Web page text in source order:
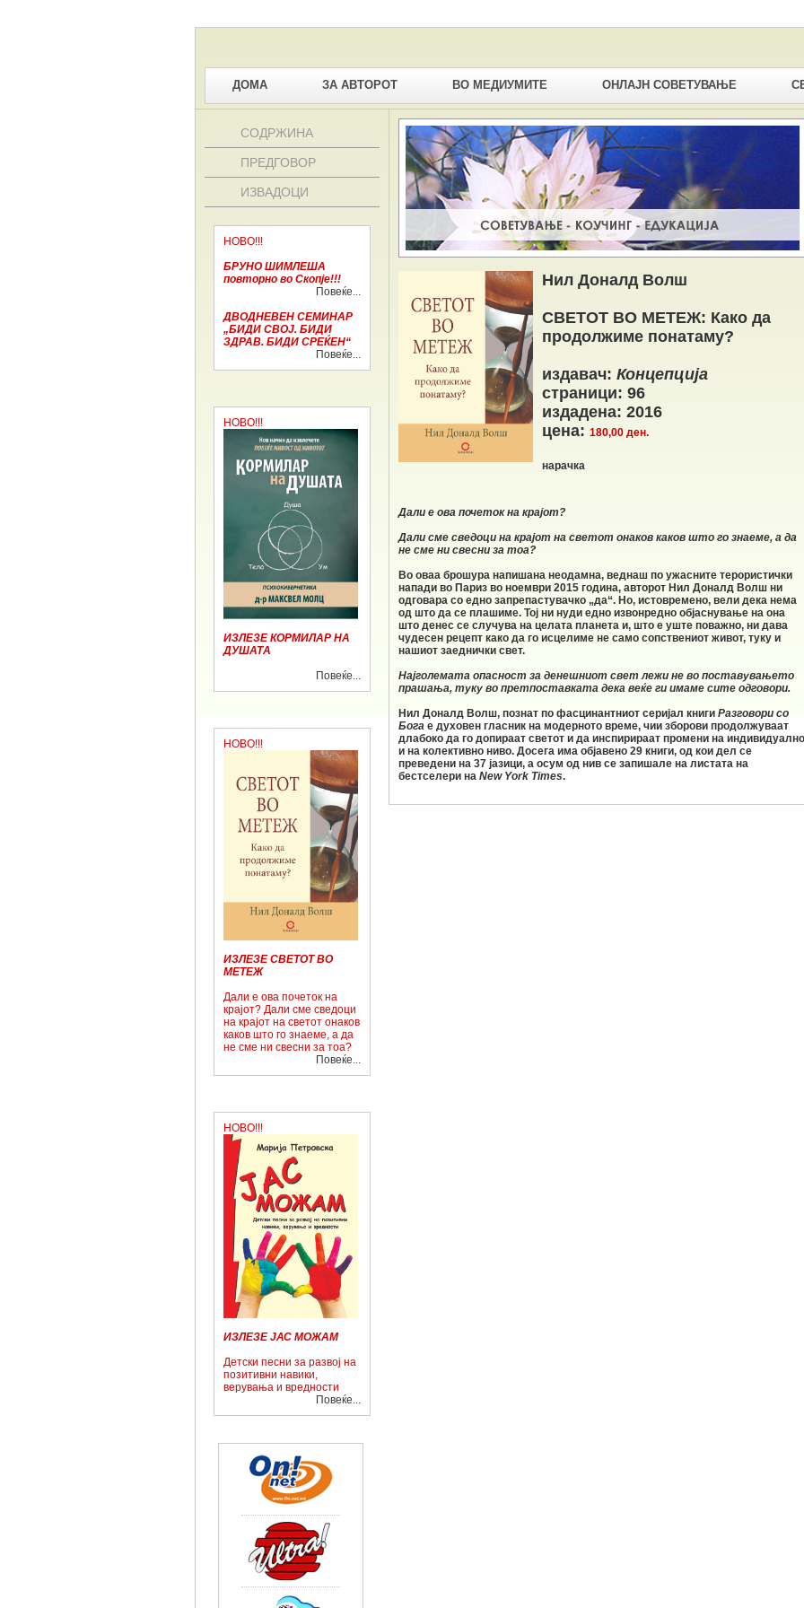
ДОМА ЗА АВТОРОТ ВО МЕДИУМИТЕ ОНЛАЈН СОВЕТУВАЊЕ
СОДРЖИНА
ПРЕДГОВОР
ИЗВАДОЦИ
НОВО!!!
БРУНО ШИМЛЕША
повторно во Скопје!!!
Повеќе...
ДВОДНЕВЕН СЕМИНАР
„БИДИ СВОЈ. БИДИ
ЗДРАВ. БИДИ СРЕЌЕН“
Повеќе...
НОВО!!!
ИЗЛЕЗЕ КОРМИЛАР НА
ДУШАТА
Повеќе...
НОВО!!!
ИЗЛЕЗЕ СВЕТОТ ВО
МЕТЕЖ
Дали е ова почеток на
крајот? Дали сме сведоци
на крајот на светот онаков
каков што го знаеме, а да
не сме ни свесни за тоа?
Повеќе...
НОВО!!!
ИЗЛЕЗЕ ЈАС МОЖАМ
Детски песни за развој на
позитивни навики,
верувања и вредности
Повеќе...
Нил Доналд Волш
СВЕТОТ ВО МЕТЕЖ: Како да
продолжиме понатаму?
издавач: Концепција
страници: 96
издадена: 2016
цена: 180,00 ден.
нарачка
Дали е ова почеток на крајот?
Дали сме сведоци на крајот на светот онаков каков што го знаеме, а да
не сме ни свесни за тоа?
Во оваа брошура напишана неодамна, веднаш по ужасните терористички
напади во Париз во ноември 2015 година, авторот Нил Доналд Волш ни
одговара со едно запрепастувачко „да“. Но, истовремено, вели дека нема
од што да се плашиме. Тој ни нуди едно извонредно објаснување на она
што денес се случува на целата планета и, што е уште поважно, ни дава
чудесен рецепт како да го исцелиме не само сопствениот живот, туку и
нашиот заеднички свет.
Најголемата опасност за денешниот свет лежи не во поставувањето
прашања, туку во претпоставката дека веќе ги имаме сите одговори.
Нил Доналд Волш, познат по фасцинантниот серијал книги Разговори со
Бога е духовен гласник на модерното време, чии зборови продолжуваат
длабоко да го допираат светот и да инспирираат промени на индивидуално
и на колективно ниво. Досега има објавено 29 книги, од кои дел се
преведени на 37 јазици, а осум од нив се запишале на листата на
бестселери на New York Times.